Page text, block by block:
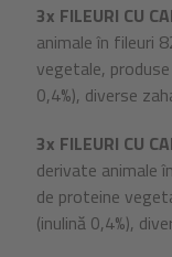
3x FILEURI CU
animale în fileuri
vegetale,
0,4%), diverse
3x FILEURI CU
derivate animale
de proteine
(inulină 0,4%),